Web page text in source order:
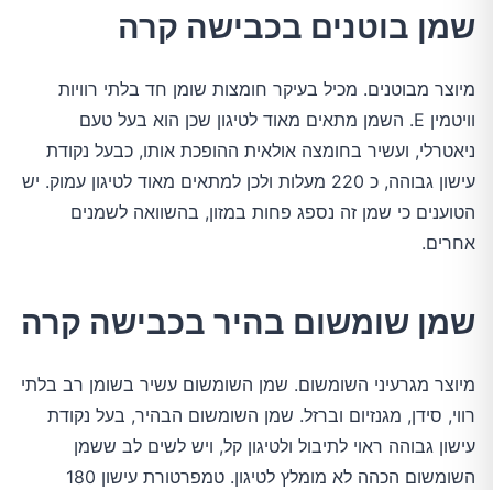
שמן בוטנים בכבישה קרה
מיוצר מבוטנים. מכיל בעיקר חומצות שומן חד בלתי רוויות
וויטמין E. השמן מתאים מאוד לטיגון שכן הוא בעל טעם
ניאטרלי, ועשיר בחומצה אולאית ההופכת אותו, כבעל נקודת
עישון גבוהה, כ 220 מעלות ולכן למתאים מאוד לטיגון עמוק. יש
הטוענים כי שמן זה נספג פחות במזון, בהשוואה לשמנים
אחרים.
שמן שומשום בהיר בכבישה קרה
מיוצר מגרעיני השומשום. שמן השומשום עשיר בשומן רב בלתי
רווי, סידן, מגנזיום וברזל. שמן השומשום הבהיר, בעל נקודת
עישון גבוהה ראוי לתיבול ולטיגון קל, ויש לשים לב ששמן
השומשום הכהה לא מומלץ לטיגון. טמפרטורת עישון 180